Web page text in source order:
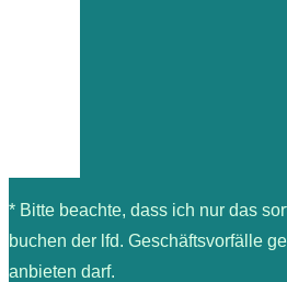
* Bitte beachte, dass ich nur das
buchen der lfd. Geschäftsvorfälle
anbieten darf.